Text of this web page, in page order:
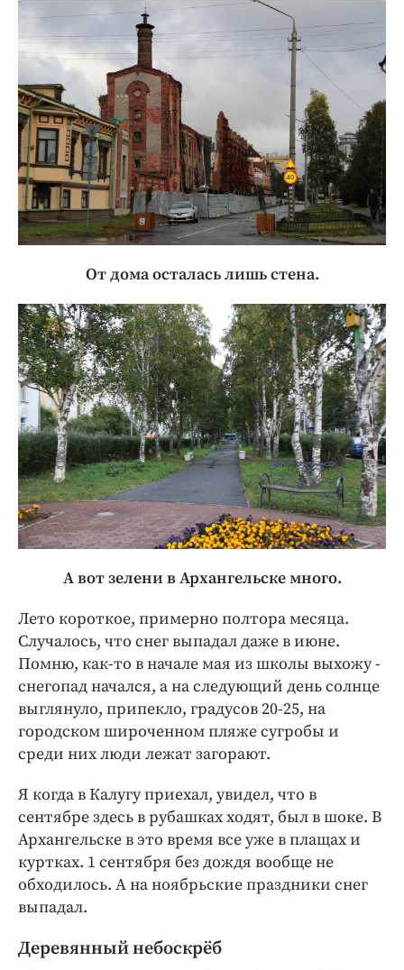
От дома осталась лишь стена.
А вот зелени в Архангельске много.
Лето короткое, примерно полтора месяца.
Случалось, что снег выпадал даже в июне.
Помню, как-то в начале мая из школы выхожу -
снегопад начался, а на следующий день солнце
выглянуло, припекло, градусов 20-25, на
городском широченном пляже сугробы и
среди них люди лежат загорают.
Я когда в Калугу приехал, увидел, что в
сентябре здесь в рубашках ходят, был в шоке. В
Архангельске в это время все уже в плащах и
куртках. 1 сентября без дождя вообще не
обходилось. А на ноябрьские праздники снег
выпадал.
Деревянный небоскрёб